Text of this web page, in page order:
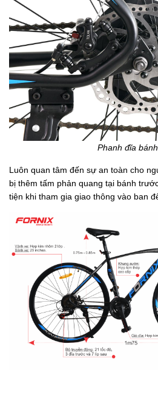
Phanh đĩa
Luôn quan tâm đến sự an toàn cho
bị thêm tấm phản quang tại bánh
tiện khi tham gia giao thông vào ban